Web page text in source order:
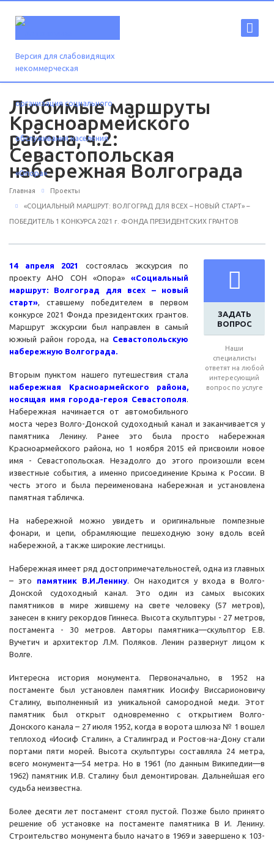
Версия для слабовидящих
Любимые маршруты
Красноармейского
района, ч.2:
Севастопольская
набережная Волгограда
Главная Проекты
«СОЦИАЛЬНЫЙ МАРШРУТ: ВОЛГОГРАД ДЛЯ ВСЕХ – НОВЫЙ СТАРТ» –
ПОБЕДИТЕЛЬ 1 КОНКУРСА 2021 г. ФОНДА ПРЕЗИДЕНТСКИХ ГРАНТОВ
ЗАДАТЬ
ВОПРОС
Наши
специалисты
ответят на любой
интересующий
вопрос по услуге
14 апреля 2021
состоялась экскурсия по
проекту АНО СОН «Опора» «Социальный
маршрут: Волгоград для всех – новый
старт», ставшему победителем в первом
конкурсе 2021 Фонда президентских грантов.
Маршрут экскурсии был направлен в самый
южный район города, на Севастопольскую
набережную Волгограда.
Вторым пунктом нашего путешествия стала
набережная Красноармейского района,
носящая имя города-героя Севастополя.
Набережная начинается от автомобильного
моста через Волго-Донской судоходный канал и заканчивается у
памятника Ленину. Ранее это была просто набережная
Красноармейского района, но 1 ноября 2015 ей присвоили новое
имя - Севастопольская. Незадолго до этого произошли всем
известные события, а именно присоединение Крыма к России. В
честь этого и была переименована набережная и установлена
памятная табличка.
На набережной можно увидеть и оригинальные помпезные
фонари, и цепи, обрамляющие пешеходную зону вдоль всей
набережной, а также широкие лестницы.
Набережная имеет ряд достопримечательностей, одна из главных
– это памятник В.И.Ленину. Он находится у входа в Волго-
Донской судоходный канал. Это один из самых высоких
памятников в мире жившему на свете человеку (57 метров),
занесен в книгу рекордов Гиннеса. Высота скульптуры - 27 метров,
постамента - 30 метров. Авторы памятника—скульптор Е.В.
Вучетич и архитектор Л.М. Поляков. Ленин развернут лицом к
Волге.
Интересна история монумента. Первоначально, в 1952 на
постаменте был установлен памятник Иосифу Виссарионовичу
Сталину, выполненный из уникальной самородной меди. Этот
памятник был открыт одновременно с открытием Волго-
Донского канала – 27 июля 1952, когда в ворота шлюза № 1 вошел
теплоход «Иосиф Сталин», а Сталинград и Ростов-на-Дону стали
портами пяти морей. Высота скульптуры составляла 24 метра,
всего монумента—54 метра. Но в 1961 (по данным Википедии—в
1962) памятник И.В. Сталину был демонтирован. Дальнейшая его
судьба неизвестна.
Более десяти лет постамент стоял пустой. Позже было принято
решение об установке на постаменте памятника В И. Ленину.
Строительство монумента было начато в 1969 и завершено к 103-